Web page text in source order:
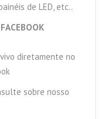
de LED, etc..
FACEBOOK
diretamente no
sobre nosso